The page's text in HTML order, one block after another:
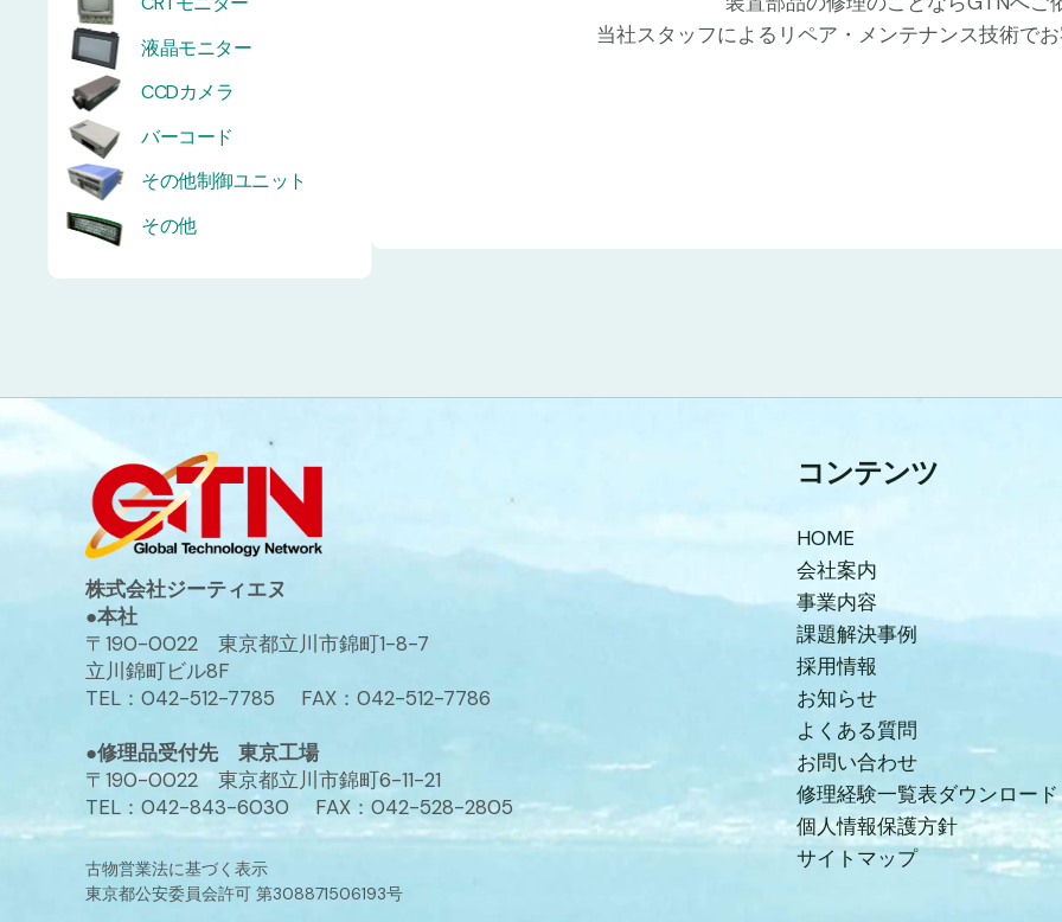
液晶モニター
CCDカメラ
バーコード
その他制御ユニット
その他
当社スタッフによるリペア・メンテナンス技術で
株式会社ジーティエヌ
●本社
〒190-0022 東京都立川市錦町1-8-7
立川錦町ビル8F
TEL：042-512-7785 FAX：042-512-7786
●修理品受付先 東京工場
〒190-0022 東京都立川市錦町6-11-21
TEL：042-843-6030 FAX：042-528-2805
古物営業法に基づく表示
東京都公安委員会許可 第308871506193号
コンテンツ
HOME
会社案内
事業内容
課題解決事例
採用情報
お知らせ
よくある質問
お問い合わせ
修理経験一覧表ダウンロード
個人情報保護方針
サイトマップ